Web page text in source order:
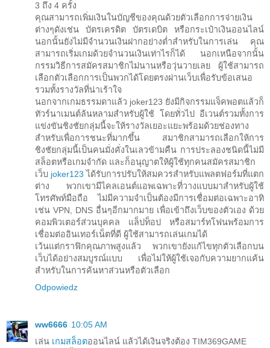
3 ถึง 4 ครั้ง
คุณสามารถเพิ่มเงินในบัญชีของคุณด้วยตัวเลือกการจ่ายเงิน
ต่างๆดังเช่น บัตรเครดิต บัตรเดบิต หรือกระเป๋าเงินออนไลน์
นอกนั้นยังไม่มีจำนวนเงินฝากอย่างต่ำสำหรับในการเล่น คุณ
สามารถเริ่มเกมด้วยจำนวนเงินเท่าไรก็ได้ นอกเหนือจากนั้น
กรรมวิธีการสมัครสมาชิกไม่นานหรือวุ่นวายเลย ผู้ใช้สามารถ
เลือกตัวเลือกการเป็นพวกได้โดยตรงผ่านเว็บเพื่อรับข้อเสนอ
รวมทั้งรางวัลที่น่าเร้าใจ
นอกจากเกมธรรมดาแล้ว joker123 ยังมีกิจกรรมแจ็คพอตแล้วก็
ทัวร์นาเมนต์ล้นหลามสำหรับผู้ใช้ โดยทั่วไป อีเวนต์รวมทั้งการ
แข่งขันชิงชัยกลุ่มนี้จะให้รางวัลเยอะแยะพร้อมด้วยช่องทาง
สำหรับเพื่อการชนะที่มากขึ้น สมาชิกสามารถเลือกให้การ
ชิงชัยกลุ่มนี้เป็นคนมั่งคั่งในเลวข้ามคืน การประลองชนิดนี้ไม่มี
สล็อตหรือเกมจำกัด และก็อนุญาตให้ผู้ใช้ทุกคนสมัครสมาชิก
เว็บ joker123 ได้รับการปรับให้สมควรสำหรับแพลตฟอร์มที่แตก
ต่าง พวกเขามีไคลเอนต์แอพเฉพาะที่วางแบบมาสำหรับผู้ใช้
โทรศัพท์มือถือ ไม่มีความจำเป็นต้องมีการเชื่อมต่อเฉพาะอาทิ
เช่น VPN, DNS อื่นๆอีกมากมาย เพื่อเข้าถึงเว็บของตัวเอง ด้วย
คอมพิวเตอร์ส่วนบุคคล แล็ปท็อป หรือสมาร์ทโฟนพร้อมการ
เชื่อมต่ออินเทอร์เน็ตที่ดี ผู้ใช้สามารถเล่นเกมได้
เว้นแต่กราฟิกคุณภาพสูงแล้ว พวกเขายังแก้ไขทุกตัวเลือกบน
เว็บได้อย่างสมบูรณ์แบบ เพื่อไม่ให้ผู้ใช้เจอกับความยากแค้น
สำหรับในการค้นหาส่วนหรือตัวเลือก
Odpowiedz
ww6666 10:05 AM
เล่น เกมสล็อตออนไลน์ แล้วได้เงินจริงต้อง TIM369GAME